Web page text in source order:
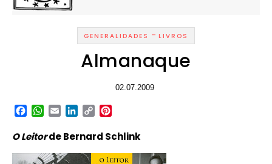
GENERALIDADES - LIVROS
Almanaque
02.07.2009
Facebook
WhatsApp
EmailLinkedIn
Copy
O Leitorde Bernard Schlink